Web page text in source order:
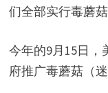
们全部实行毒蘑菇
今年的9月15日，
府推广毒蘑菇（